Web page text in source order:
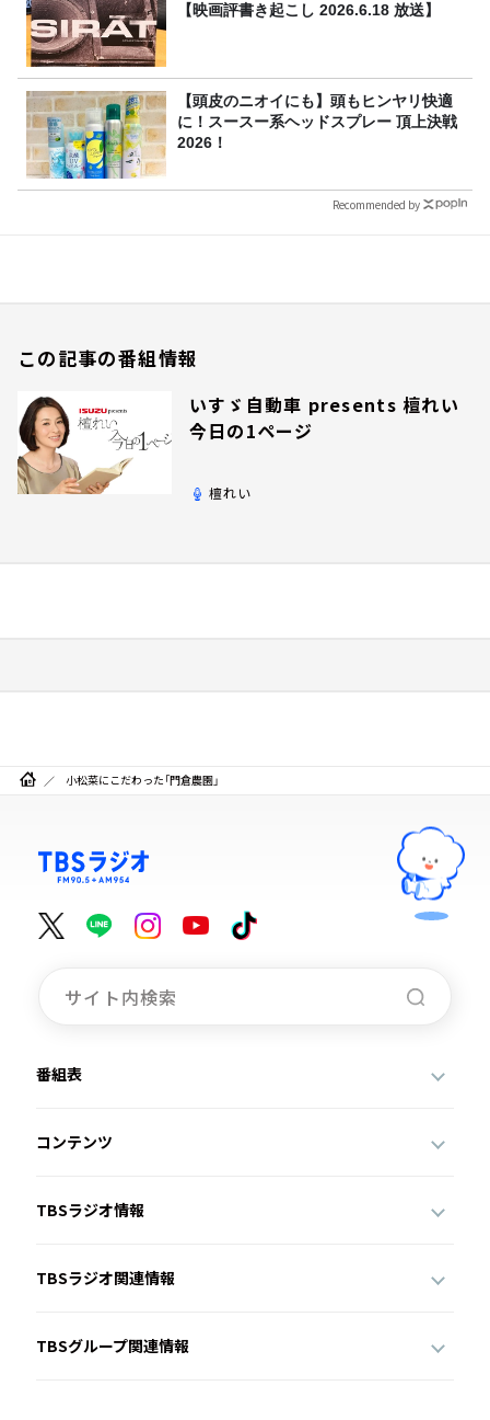
【映画評書き起こし 2026.6.18 放送】
【頭皮のニオイにも】頭もヒンヤリ快適
に！スースー系ヘッドスプレー 頂上決戦
2026！
Recommended by
この記事の番組情報
いすゞ自動車 presents 檀れい
今日の1ページ
檀れい
小松菜にこだわった「門倉農園」
番組表
コンテンツ
TBSラジオ情報
TBSラジオ関連情報
TBSグループ関連情報